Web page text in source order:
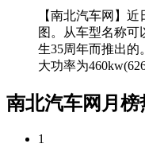
【南北汽车网】
图。从车型名称可
生35周年而推出的
大功率为
南北汽车网月榜
1